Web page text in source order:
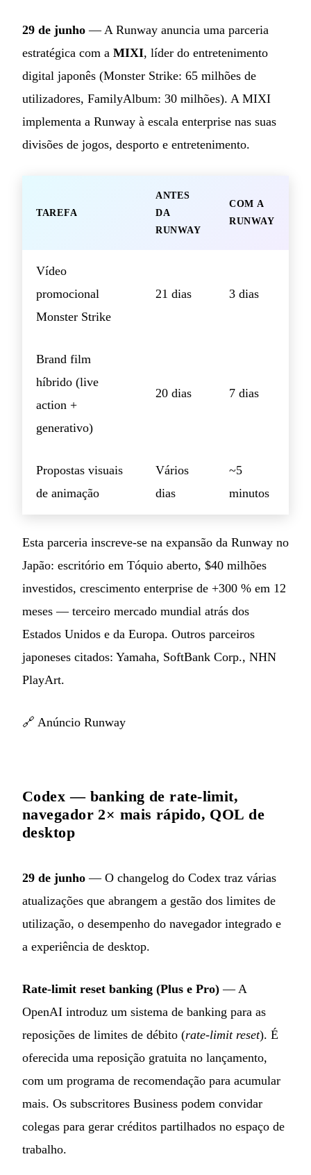
29 de junho — A Runway anuncia uma parceria
estratégica com a MIXI, líder do entretenimento
digital japonês (Monster Strike: 65 milhões de
utilizadores, FamilyAlbum: 30 milhões). A MIXI
implementa a Runway à escala enterprise nas suas
divisões de jogos, desporto e entretenimento.
TAREFA
ANTES
DA
RUNWAY
COM A
RUNWAY
Vídeo
promocional
Monster Strike
21 dias 3 dias
Brand film
híbrido (live
action +
generativo)
20 dias 7 dias
Propostas visuais
de animação
Vários
dias
~5
minutos
Esta parceria inscreve-se na expansão da Runway no
Japão: escritório em Tóquio aberto, $40 milhões
investidos, crescimento enterprise de +300 % em 12
meses — terceiro mercado mundial atrás dos
Estados Unidos e da Europa. Outros parceiros
japoneses citados: Yamaha, SoftBank Corp., NHN
PlayArt.
🔗 Anúncio Runway
Codex — banking de rate-limit,
navegador 2× mais rápido, QOL de
desktop
29 de junho — O changelog do Codex traz várias
atualizações que abrangem a gestão dos limites de
utilização, o desempenho do navegador integrado e
a experiência de desktop.
Rate-limit reset banking (Plus e Pro) — A
OpenAI introduz um sistema de banking para as
reposições de limites de débito (rate-limit reset). É
oferecida uma reposição gratuita no lançamento,
com um programa de recomendação para acumular
mais. Os subscritores Business podem convidar
colegas para gerar créditos partilhados no espaço de
trabalho.